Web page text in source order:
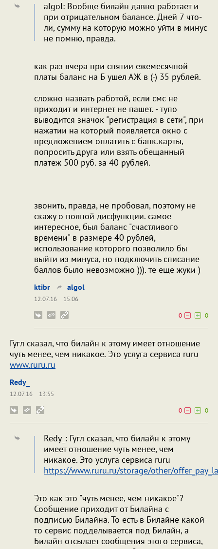
algol: Вообще билайн давно работает и
при отрицательном балансе. Дней 7 что-
ли, сумму на которую можно уйти в минус
не помню, правда.
как раз вчера при снятии ежемесячной
платы баланс на Б ушел АЖ в (-) 35 рублей.
сложно назвать работой, если смс не
приходит и интернет не пашет. - тупо
выводится значок "регистрация в сети", при
нажатии на который появляется окно с
предложением оплатить с банк.карты,
попросить друга или взять обещанный
платеж 500 руб. за 40 рублей.
звонить, правда, не пробовал, поэтому не
скажу о полной дисфункции. самое
интересное, был баланс "счастливого
времени" в размере 40 рублей,
использование которого позволило бы
выйти из минуса, но подключить списание
баллов было невозможно ))). те еще жуки )
ktibr algol
12.07.16
15:06
0
0
Гугл сказал, что билайн к этому имеет отношение
чуть менее, чем никакое. Это услуга сервиса ruru
www.ruru.ru
Redy_
12.07.16
13:55
0
0
Redy_: Гугл сказал, что билайн к этому
имеет отношение чуть менее, чем
никакое. Это услуга сервиса ruru
https://www.ruru.ru/storage/other/
Это как это "чуть менее, чем никакое"?
Сообщение приходит от Билайна с
подписью Билайна. То есть в Билайне какой-
то сервис подделывается под Билайн, а
Билайн отсылает сообщения этого сервиса,